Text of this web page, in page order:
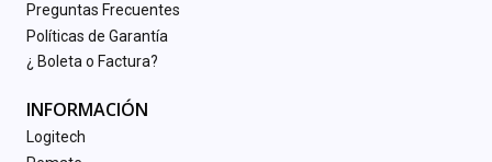
Preguntas Frecuentes
Políticas de Garantía
¿ Boleta o Factura?
INFORMACIÓN
Logitech